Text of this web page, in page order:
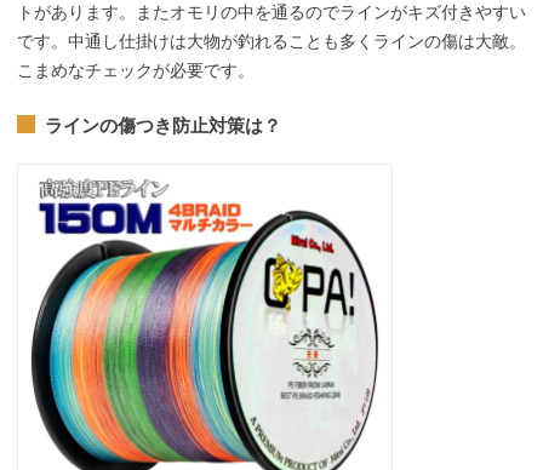
トがあります。またオモリの中を通るのでラインがキズ付きやすい
です。中通し仕掛けは大物が釣れることも多くラインの傷は大敵。
こまめなチェックが必要です。
ラインの傷つき防止対策は？